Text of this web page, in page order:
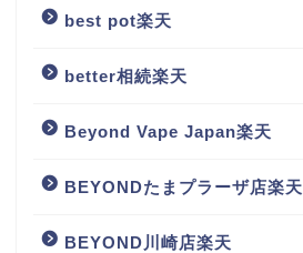
best pot楽天
better相続楽天
Beyond Vape Japan楽天
BEYONDたまプラーザ店楽天
BEYOND川崎店楽天